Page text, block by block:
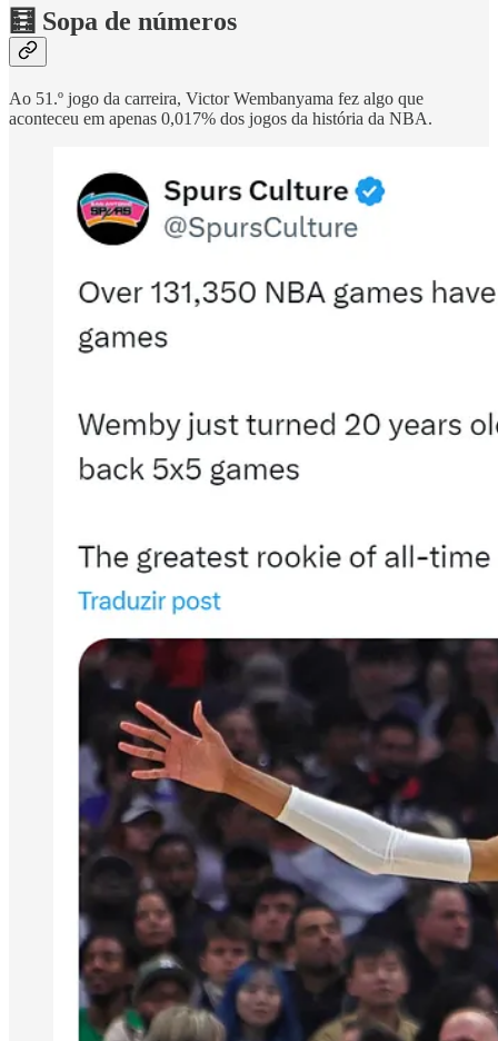
🧮 Sopa de números
Ao 51.º jogo da carreira, Victor Wembanyama fez algo que
aconteceu em apenas 0,017% dos jogos da história da NBA.